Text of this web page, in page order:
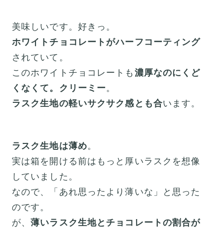
美味しいです。好きっ。
ホワイトチョコレートがハーフコーティング
されていて。
このホワイトチョコレートも 濃厚なのにくど
くなくて。クリーミー。
ラスク生地の軽いサクサク感とも合います。
ラスク生地は薄め。
実は箱を開ける前はもっと厚いラスクを想像
していました。
なので、「あれ思ったより薄いな」と思った
のです。
が、薄いラスク生地とチョコレートの割合が